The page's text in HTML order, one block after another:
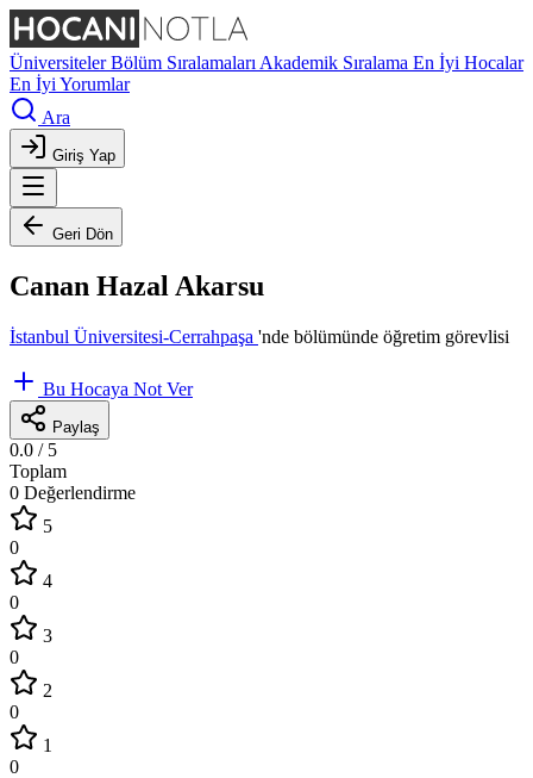
ÜniversitelerBölüm Sıralamaları Akademik Sıralama En İyi Hocalar
En İyi Yorumlar
Ara
Giriş Yap
Geri Dön
Canan Hazal Akarsu
İstanbul Üniversitesi-Cerrahpaşa 'nde bölümünde öğretim görevlisi
Bu Hocaya Not Ver
Paylaş
0.0 / 5
Toplam
0 Değerlendirme
5
0
4
0
3
0
2
0
1
0